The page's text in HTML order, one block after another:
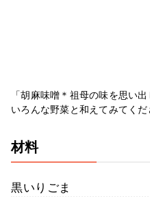
「胡麻味噌＊祖母の味を思い
いろんな野菜と和えてみてくだ
材料
黒いりごま